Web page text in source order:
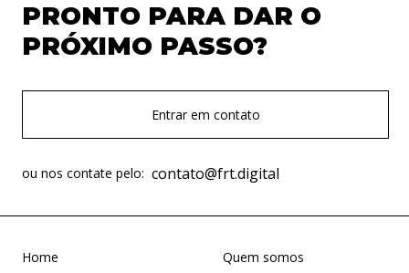
PRONTO PARA DAR O
PRÓXIMO PASSO?
Entrar em contato
ou nos contate pelo: contato@frt.digital
Home
Quem somos